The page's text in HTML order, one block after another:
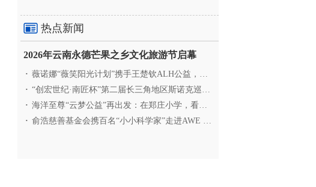
热点新闻
2026年云南永德芒果之乡文化旅游节启幕
· 薇诺娜“薇笑阳光计划”携手王楚钦ALH公益，助力高原乒
· “创宏世纪·南匠杯”第二届长三角地区斯诺克巡回赛（江
· 海洋至尊“云梦公益”再出发：在郑庄小学，看见向善的
· 俞浩慈善基金会携百名“小小科学家”走进AWE 探访追觅